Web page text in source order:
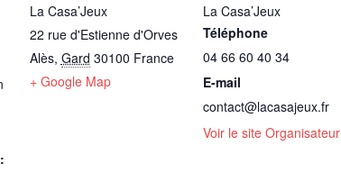
La Casa’Jeux
22 rue d'Estienne d'Orves
Alès, Gard 30100 France
+ Google Map
La Casa’Jeux
Téléphone
04 66 60 40 34
E-mail
contact@lacasajeux.fr
Voir le site Organisateur